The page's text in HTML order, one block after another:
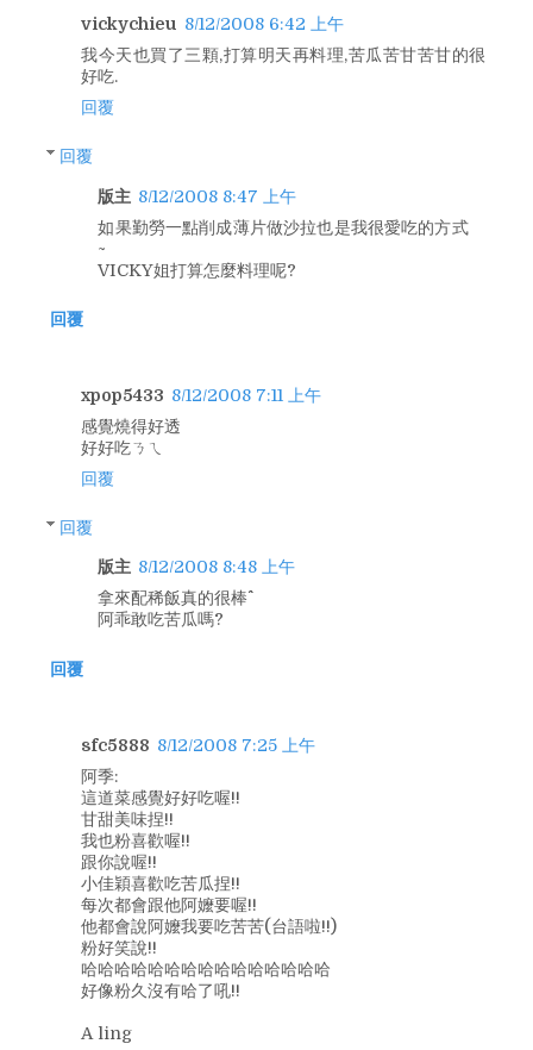
vickychieu 8/12/2008 6:42 上午
我今天也買了三顆,打算明天再料理,苦瓜苦甘苦甘的很
好吃.
回覆
回覆
版主 8/12/2008 8:47 上午
如果勤勞一點削成薄片做沙拉也是我很愛吃的方式
~
VICKY姐打算怎麼料理呢?
回覆
xpop5433 8/12/2008 7:11 上午
感覺燒得好透
好好吃ㄋㄟ
回覆
回覆
版主 8/12/2008 8:48 上午
拿來配稀飯真的很棒^^
阿乖敢吃苦瓜嗎?
回覆
sfc5888 8/12/2008 7:25 上午
阿季:
這道菜感覺好好吃喔!!
甘甜美味捏!!
我也粉喜歡喔!!
跟你說喔!!
小佳穎喜歡吃苦瓜捏!!
每次都會跟他阿嬤要喔!!
他都會說阿嬤我要吃苦苦(台語啦!!)
粉好笑說!!
哈哈哈哈哈哈哈哈哈哈哈哈哈哈哈
好像粉久沒有哈了吼!!
A ling